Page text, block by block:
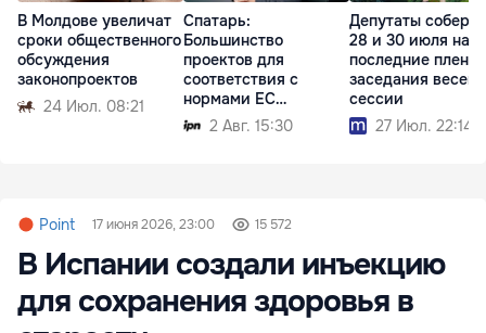
В Молдове увеличат
сроки общественного
обсуждения
законопроектов
24 Июл. 08:21
Спатарь:
Большинство
проектов для
соответствия с
нормами ЕС
рассмотрят осенью
2 Авг. 15:30
Депутаты
28 и 30 июля на
последние
заседания
сессии
27 Июл. 22:14
Point 17 июня 2026, 23:00 15 572
В Испании создали инъекцию
для сохранения здоровья в